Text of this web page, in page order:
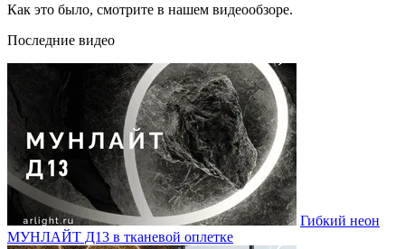
Как это было, смотрите в нашем видеообзоре.
Последние видео
Гибкий неон
МУНЛАЙТ Д13 в тканевой оплетке